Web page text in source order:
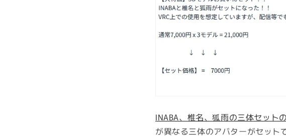
INABA、椎名、狐雨の三体セット
が異なる三体のアバターがセット